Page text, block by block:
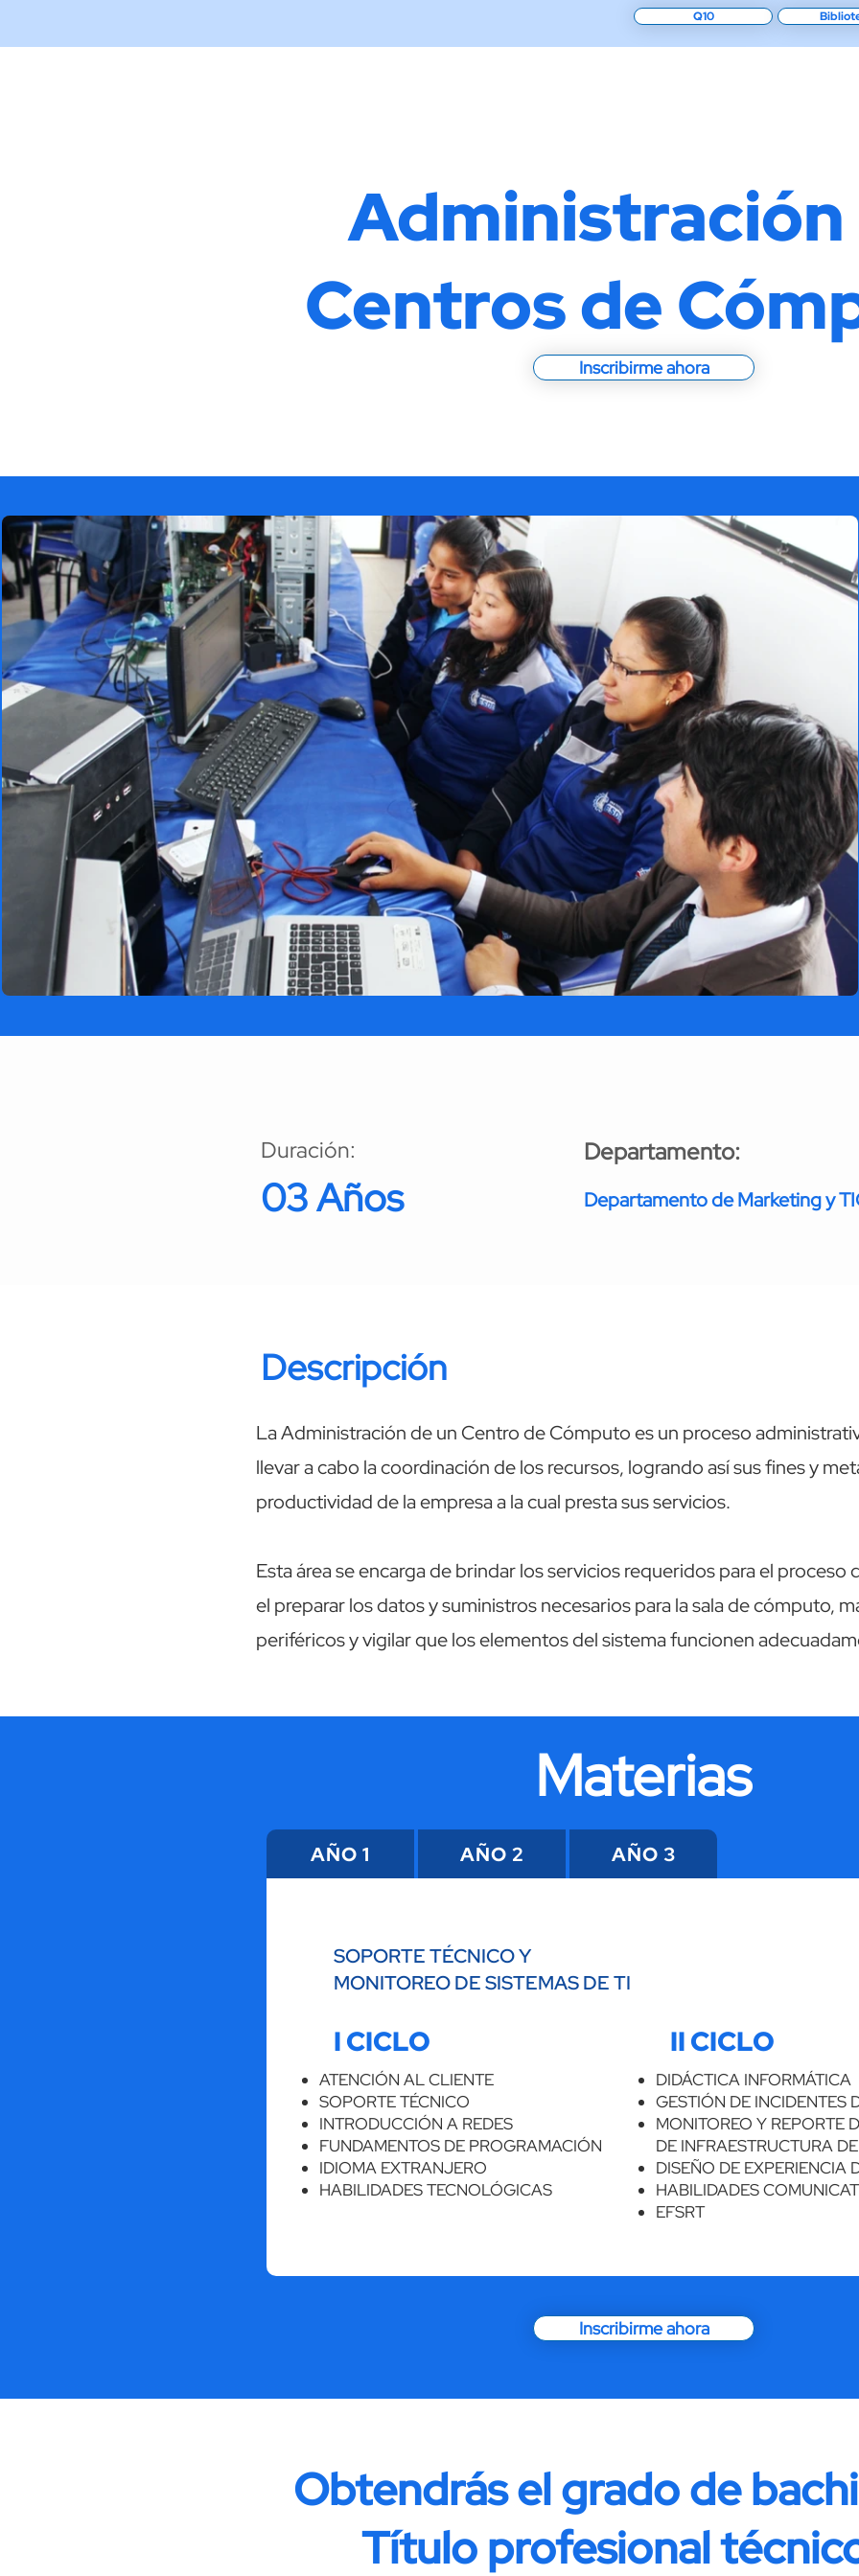
Q10
Administración
Centros de
Inscribirme ahora
Duración:
03 Años
Departamento:
Departamento de Marketing y
Descripción
La Administración de un Centro de Cómputo es un proceso
llevar a cabo la coordinación de los recursos, logrando así sus fines y
productividad de la empresa a la cual presta sus servicios.
Esta área se encarga de brindar los servicios requeridos para el proceso
el preparar los datos y suministros necesarios para la sala de cómputo,
periféricos y vigilar que los elementos del sistema funcionen
Materias
AÑO 1 AÑO 2 AÑO 3
SOPORTE TÉCNICO Y
MONITOREO DE SISTEMAS DE TI
I CICLO
ATENCIÓN AL CLIENTE
SOPORTE TÉCNICO
INTRODUCCIÓN A REDES
FUNDAMENTOS DE PROGRAMACIÓN
IDIOMA EXTRANJERO
HABILIDADES TECNOLÓGICAS
II CICLO
DIDÁCTICA INFORMÁTICA
GESTIÓN DE INCIDENTES
MONITOREO Y REPORTE
DE INFRAESTRUCTURA
DISEÑO DE EXPERIENCIA
HABILIDADES
EFSRT
Inscribirme ahora
Obtendrás el grado de
Título profesional